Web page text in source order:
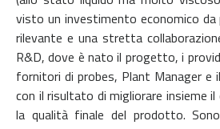
visto un investimento economico
rilevante e una stretta
R&D, dove è nato il progetto, i
fornitori di probes, Plant Manager e
con il risultato di migliorare insieme
la qualità finale del prodotto.